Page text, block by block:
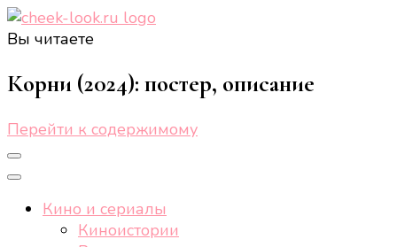
здоровом образе жизни, спорте, стиле, отдыхе и
еде.
Вы читаете
Корни (2024): постер, описание
Перейти к содержимому
Кино и сериалы
Киноистории